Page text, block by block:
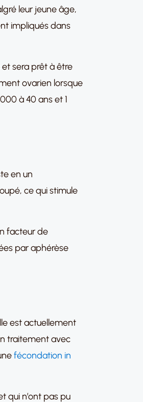
leur jeune âge,
impliqués dans
et sera prêt à être
ovarien lorsque
à 40 ans et 1
en un
ce qui stimule
facteur de
par aphérèse
est actuellement
traitement avec
fécondation in
qui n’ont pas pu